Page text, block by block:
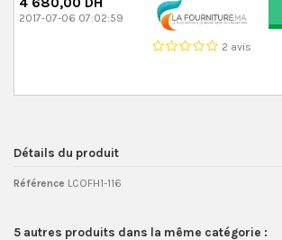
2017-07-06 07:02:59
2 avis
Détails du produit
Référence LCOFH1-116
5 autres produits dans la même catégorie :